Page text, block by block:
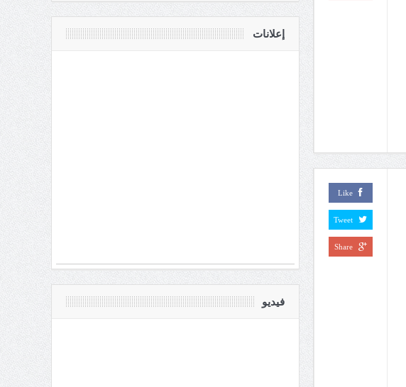
Like
Tweet
Share
إعلانات
فيديو